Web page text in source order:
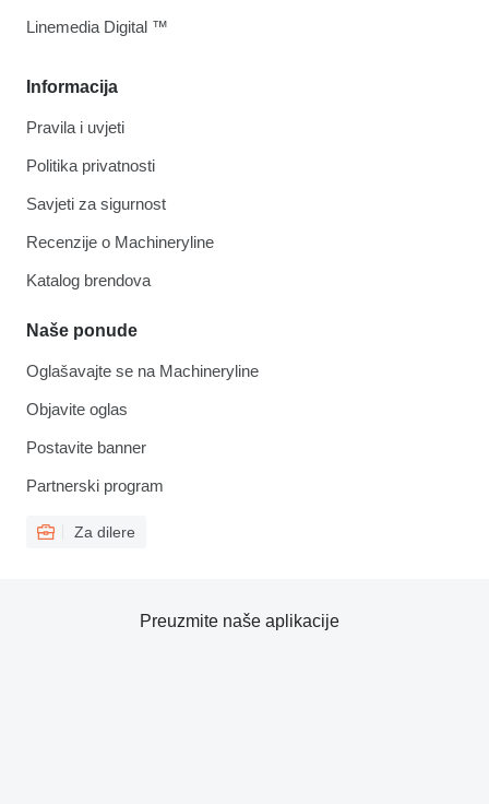
Informacija
Pravila i uvjeti
Politika privatnosti
Savjeti za sigurnost
Recenzije o Machineryline
Katalog brendova
Naše ponude
Oglašavajte se na Machineryline
Objavite oglas
Postavite banner
Partnerski program
Za dilere
Linemedia Digital ™
Preuzmite naše aplikacije